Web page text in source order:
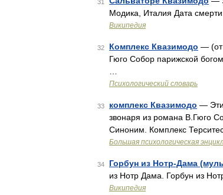
31
Модика, Италия Дата
Википедия
32 Комплекс Квазимодо — (от
Гюго Собор парижской
Психологический словарь
33 комплекс Квазимодо —
звонаря из романа В.Гюго
Синоним. Комплекс
Большая психологическая
34 Горбун из Нотр-Дама
из Нотр Дама. Горбун из
Википедия